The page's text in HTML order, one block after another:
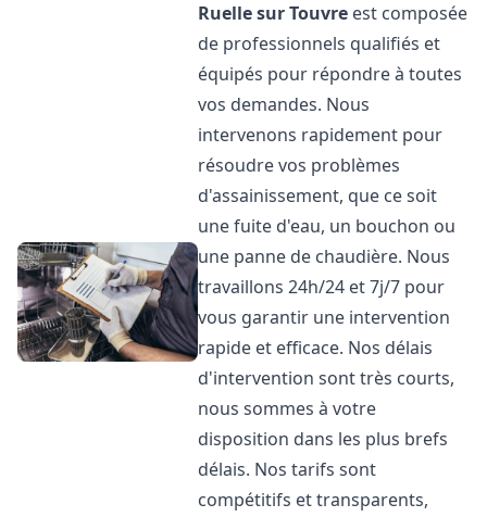
Ruelle sur Touvre est composée
de professionnels qualifiés et
équipés pour répondre à toutes
vos demandes. Nous
intervenons rapidement pour
résoudre vos problèmes
d'assainissement, que ce soit
une fuite d'eau, un bouchon ou
une panne de chaudière. Nous
travaillons 24h/24 et 7j/7 pour
vous garantir une intervention
rapide et efficace. Nos délais
d'intervention sont très courts,
nous sommes à votre
disposition dans les plus brefs
délais. Nos tarifs sont
compétitifs et transparents,